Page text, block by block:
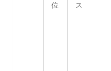
位
ス